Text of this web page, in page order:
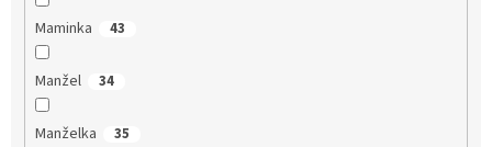
Maminka 43
Manžel 34
Manželka 35